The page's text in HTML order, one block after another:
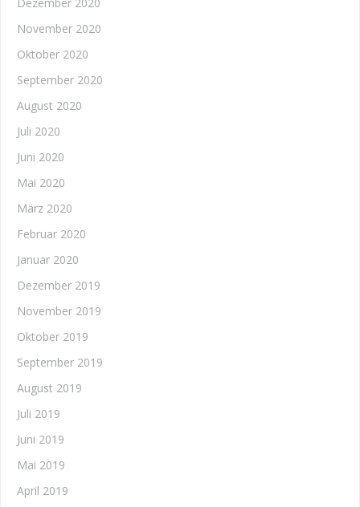
November 2020
Oktober 2020
September 2020
August 2020
Juli 2020
Juni 2020
Mai 2020
März 2020
Februar 2020
Januar 2020
Dezember 2019
November 2019
Oktober 2019
September 2019
August 2019
Juli 2019
Juni 2019
Mai 2019
April 2019